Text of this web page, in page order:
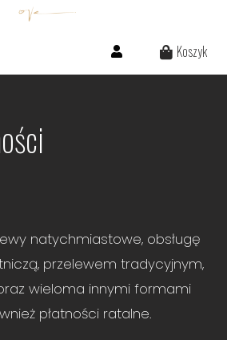
Koszyk
natychmiastowe, obsługę
przelewem tradycyjnym,
wieloma innymi formami
płatności ratalne.